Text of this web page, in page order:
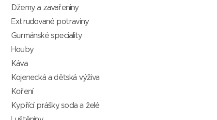
Džemy a zavařeniny
Extrudované potraviny
Gurmánské speciality
Houby
Káva
Kojenecká a dětská výživa
Koření
Kypřící prášky, soda a želé